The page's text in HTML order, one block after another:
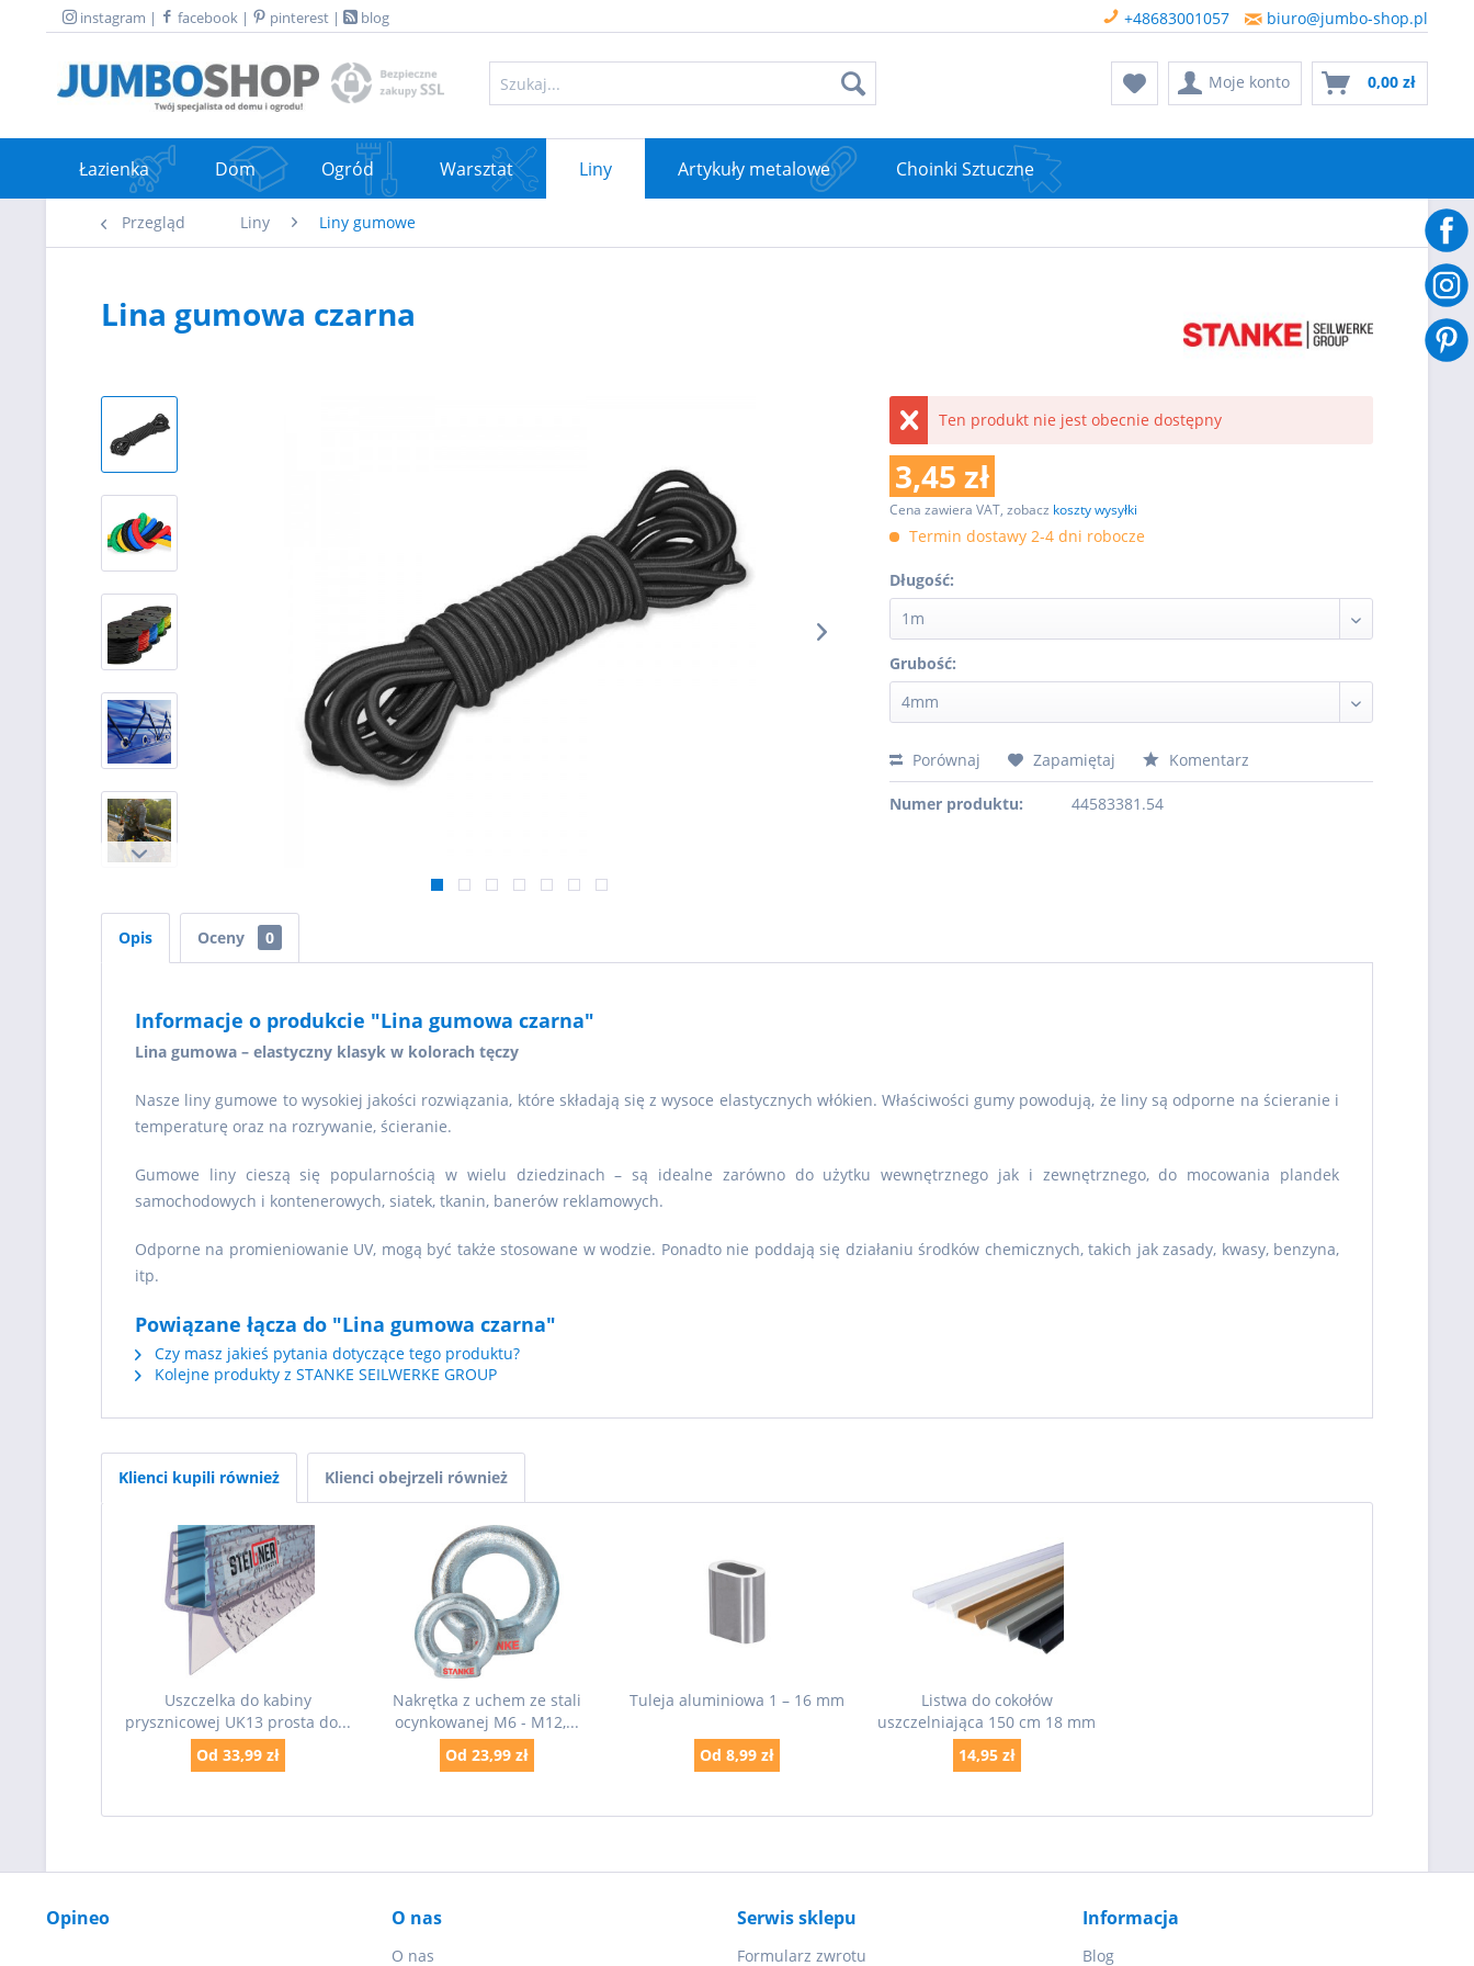
instagram | facebook | pinterest | blog +48683001057 biuro@jumbo-shop.pl
Moje konto 0,00 zł
Łazienka Dom Ogród Warsztat Liny Artykuły metalowe Choinki Sztuczne
Przegląd Liny Liny gumowe
Lina gumowa czarna
Ten produkt nie jest obecnie dostępny
3,45 zł
Cena zawiera VAT, zobacz koszty wysyłki
Termin dostawy 2-4 dni robocze
Długość:
Grubość:
Porównaj Zapamiętaj Komentarz
Numer produktu: 44583381.54
Opis Oceny 0
Informacje o produkcie "Lina gumowa czarna"
Lina gumowa – elastyczny klasyk w kolorach tęczy
Nasze liny gumowe to wysokiej jakości rozwiązania, które składają się z wysoce elastycznych włókien. Właściwości gumy powodują, że liny są odporne na ścieranie i
temperaturę oraz na rozrywanie, ścieranie.
Gumowe liny cieszą się popularnością w wielu dziedzinach – są idealne zarówno do użytku wewnętrznego jak i zewnętrznego, do mocowania plandek
samochodowych i kontenerowych, siatek, tkanin, banerów reklamowych.
Odporne na promieniowanie UV, mogą być także stosowane w wodzie. Ponadto nie poddają się działaniu środków chemicznych, takich jak zasady, kwasy, benzyna,
itp.
Powiązane łącza do "Lina gumowa czarna"
Czy masz jakieś pytania dotyczące tego produktu?
Kolejne produkty z STANKE SEILWERKE GROUP
Klienci kupili również Klienci obejrzeli również
Uszczelka do kabiny
prysznicowej UK13 prosta do...
Od 33,99 zł
Nakrętka z uchem ze stali
ocynkowanej M6 - M12,...
Od 23,99 zł
Tuleja aluminiowa 1 – 16 mm
Od 8,99 zł
Listwa do cokołów
uszczelniająca 150 cm 18 mm
14,95 zł
Opineo O nas
O nas
Serwis sklepu
Formularz zwrotu
Informacja
Blog